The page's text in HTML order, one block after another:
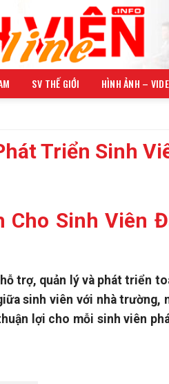
SV THẾ GIỚI HÌNH ẢNH –
Triển Sinh
Cho Sinh Viên
trợ, quản lý và phát triển
sinh viên với nhà trường,
lợi cho mỗi sinh viên